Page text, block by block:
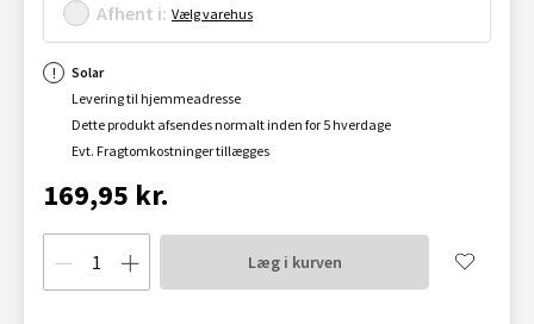
Afhent i: Vælg varehus
Solar
Levering til hjemmeadresse
Dette produkt afsendes normalt inden for 5 hverdage
Evt. Fragtomkostninger tillægges
169,95 kr.
Læg i kurven